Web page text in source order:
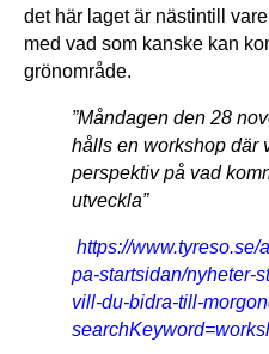
det här laget är nästintill
med vad som kanske kan
grönområde.
”Måndagen den 28
hålls en workshop där
perspektiv på vad
utveckla”
https://www.tyreso.se/
pa-startsidan/nyheter-
vill-du-bidra-till-